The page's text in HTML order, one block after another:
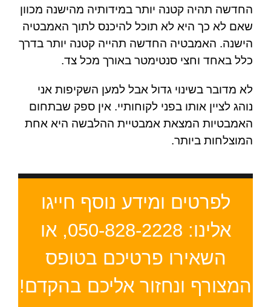
החדשה תהיה קטנה יותר במידותיה מהישנה מכוון
שאם לא כך היא לא תוכל להיכנס לתוך האמבטיה
הישנה. האמבטיה החדשה תהייה קטנה יותר בדרך
כלל באחד וחצי סנטימטר באורך מכל צד.
לא מדובר בשינוי גדול אבל למען השקיפות אני
נוהג לציין אותו בפני לקוחותיי. אין ספק שבתחום
האמבטיות המצאת אמבטיית ההלבשה היא אחת
המוצלחות ביותר.
לפרטים ומידע נוסף חייגו
אלינו: 050-828-2228, או
השאירו פרטיכם בטופס
המצורף ונחזור אליכם בהקדם!